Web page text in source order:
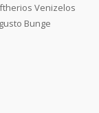
Venizelos
Bunge